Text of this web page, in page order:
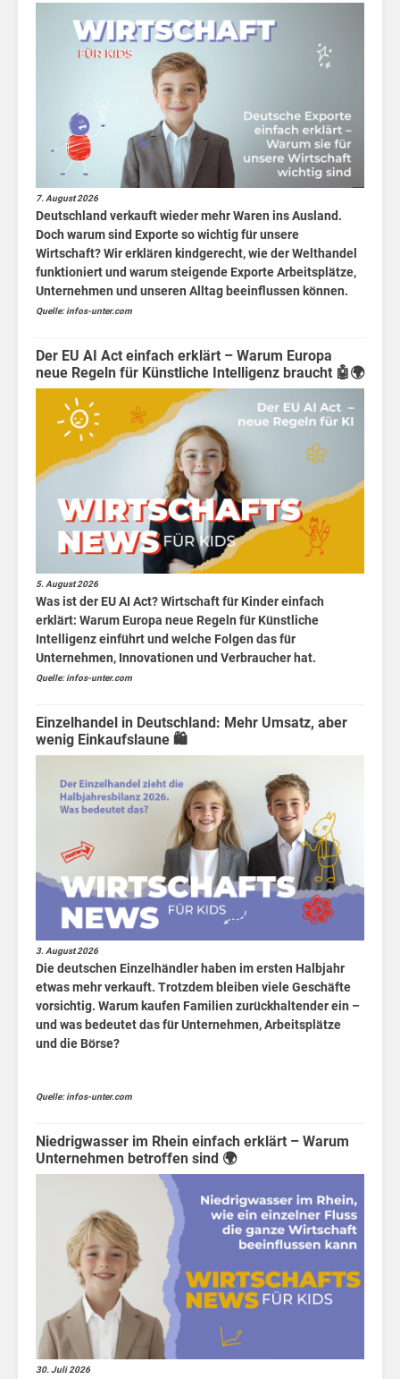
Home
Wirtschaft
Berlin
MV
Kids
Wirtschaft
Kids
Börsen
News
Fakten
😟
7. August 2026
Deutschland verkauft wieder mehr Waren ins Ausland.
Doch warum sind Exporte so wichtig für unsere
Wirtschaft? Wir erklären kindgerecht, wie der Welthandel
funktioniert und warum steigende Exporte Arbeitsplätze,
Unternehmen und unseren Alltag beeinflussen können.
Quelle: infos-unter.com
Der EU AI Act einfach erklärt – Warum Europa
neue Regeln für Künstliche Intelligenz braucht 🤖🌍
5. August 2026
Was ist der EU AI Act? Wirtschaft für Kinder einfach
erklärt: Warum Europa neue Regeln für Künstliche
Intelligenz einführt und welche Folgen das für
Unternehmen, Innovationen und Verbraucher hat.
Quelle: infos-unter.com
Einzelhandel in Deutschland: Mehr Umsatz, aber
wenig Einkaufslaune 🛍️
3. August 2026
Die deutschen Einzelhändler haben im ersten Halbjahr
etwas mehr verkauft. Trotzdem bleiben viele Geschäfte
vorsichtig. Warum kaufen Familien zurückhaltender ein –
und was bedeutet das für Unternehmen, Arbeitsplätze
und die Börse?
Quelle: infos-unter.com
Niedrigwasser im Rhein einfach erklärt – Warum
Unternehmen betroffen sind 🌍
30. Juli 2026